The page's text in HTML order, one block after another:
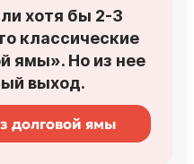
хотя бы 2-3
классические
ямы». Но из нее
выход.
долговой ямы